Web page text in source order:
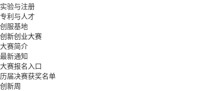
实验与注册
专利与人才
创服基地
创新创业大赛
大赛简介
最新通知
大赛报名入口
历届决赛获奖名单
创新周